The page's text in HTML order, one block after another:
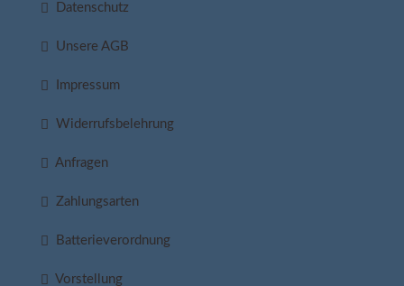
Datenschutz
Unsere AGB
Impressum
Widerrufsbelehrung
Anfragen
Zahlungsarten
Batterieverordnung
Vorstellung